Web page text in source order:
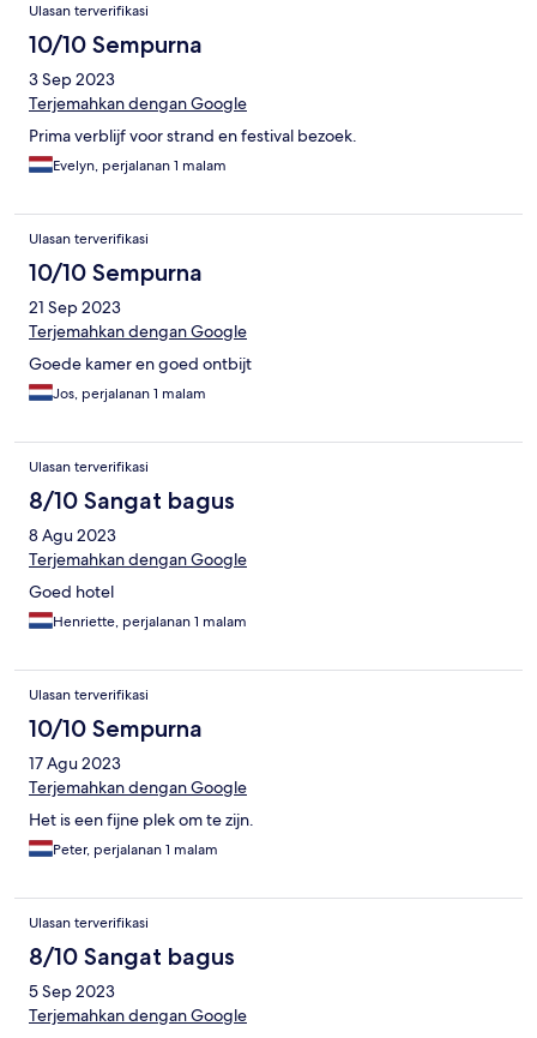
Ulasan terverifikasi
10/10 Sempurna
3 Sep 2023
Terjemahkan dengan Google
Prima verblijf voor strand en festival bezoek.
Evelyn, perjalanan 1 malam
Ulasan terverifikasi
10/10 Sempurna
21 Sep 2023
Terjemahkan dengan Google
Goede kamer en goed ontbijt
Jos, perjalanan 1 malam
Ulasan terverifikasi
8/10 Sangat bagus
8 Agu 2023
Terjemahkan dengan Google
Goed hotel
Henriette, perjalanan 1 malam
Ulasan terverifikasi
10/10 Sempurna
17 Agu 2023
Terjemahkan dengan Google
Het is een fijne plek om te zijn.
Peter, perjalanan 1 malam
Ulasan terverifikasi
8/10 Sangat bagus
5 Sep 2023
Terjemahkan dengan Google